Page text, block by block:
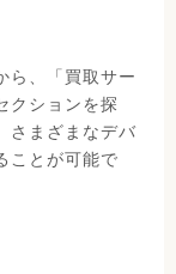
ら、「買取サー
クションを探
さまざまなデバ
ことが可能で